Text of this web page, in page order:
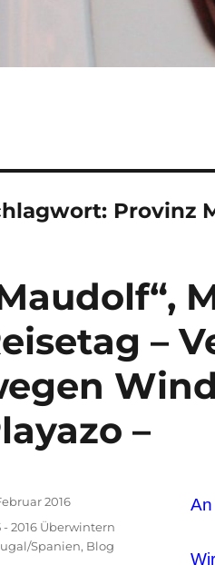
Provinz
–
Wind
–
2016
- 2016 Überwintern
Spanien, Blog